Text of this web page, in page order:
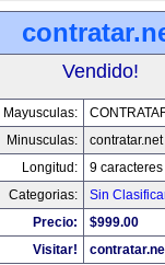
Vendido!
Mayusculas:
Minusculas:
contratar.net
Longitud:
9 caracteres
Categorias:
Sin
Precio:
$999.00
Visitar!